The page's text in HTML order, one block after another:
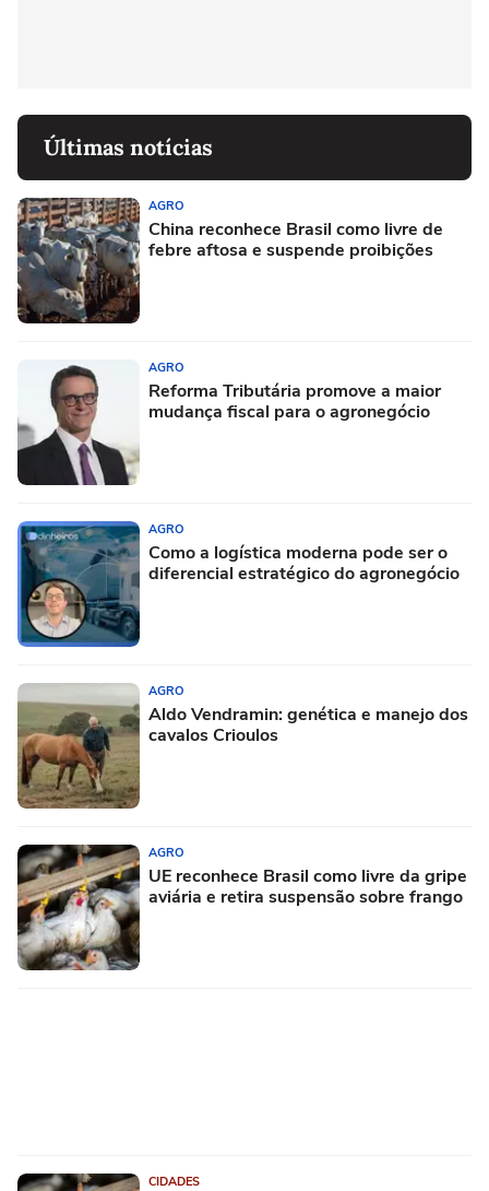
Últimas notícias
AGRO
China reconhece Brasil como livre de
febre aftosa e suspende proibições
AGRO
Reforma Tributária promove a maior
mudança fiscal para o agronegócio
AGRO
Como a logística moderna pode ser o
diferencial estratégico do agronegócio
AGRO
Aldo Vendramin: genética e manejo dos
cavalos Crioulos
AGRO
UE reconhece Brasil como livre da gripe
aviária e retira suspensão sobre frango
CIDADES